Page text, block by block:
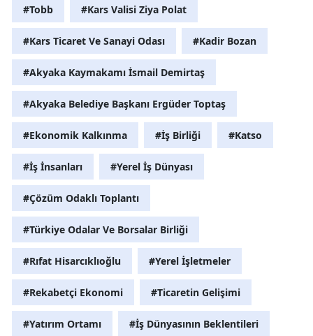
#Tobb #Kars Valisi Ziya Polat
#Kars Ticaret Ve Sanayi Odası #Kadir Bozan
#Akyaka Kaymakamı İsmail Demirtaş
#Akyaka Belediye Başkanı Ergüder Toptaş
#Ekonomik Kalkınma #İş Birliği #Katso
#İş İnsanları #Yerel İş Dünyası
#Çözüm Odaklı Toplantı
#Türkiye Odalar Ve Borsalar Birliği
#Rıfat Hisarcıklıoğlu #Yerel İşletmeler
#Rekabetçi Ekonomi #Ticaretin Gelişimi
#Yatırım Ortamı #İş Dünyasının Beklentileri